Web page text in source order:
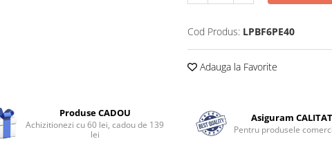
Cod Produs: LPBF6PE40
Adauga la Favorite
Produse CADOU
Achizitionezi cu 60 lei, cadou de 139
lei
Asiguram
Pentru produsele